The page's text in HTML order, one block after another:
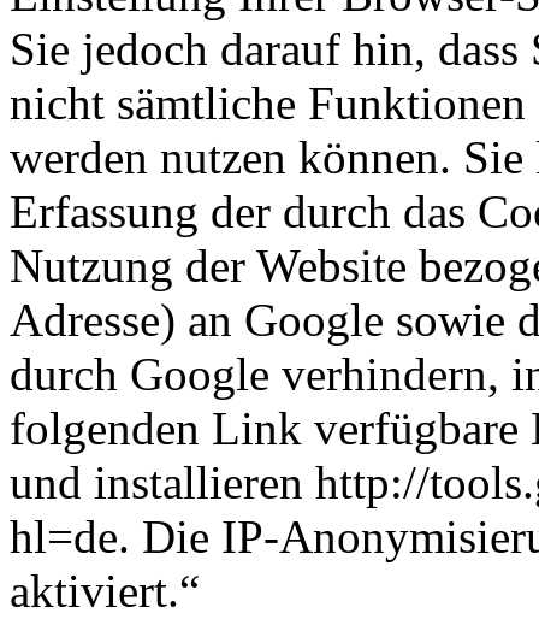
Sie jedoch darauf hin,
nicht sämtliche
werden nutzen können.
Erfassung der durch das
Nutzung der Website
Adresse) an Google sowie
durch Google verhindern,
folgenden Link verfügbare
und installieren http://
hl=de. Die IP-
aktiviert.“